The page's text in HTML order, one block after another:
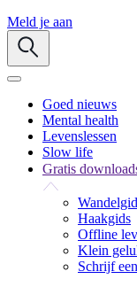
Meld je aan
Goed nieuws
Mental health
Levenslessen
Slow life
Gratis
Haakgids
Offline
Klein
Schrijf